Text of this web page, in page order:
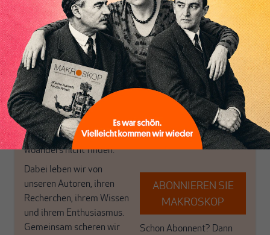
Inhaltsverzeichnis
wirtschaftspolitische
Themen aus einer
postkeynesianischen
Perspektive und ist damit
in Deutschland einzigartig.
MAKROSKOP steht für
das große Ganze. Wir
haben einen Blick auf
Geld, Wirtschaft und
Politik, den Sie so
woanders nicht finden.
Dabei leben wir von
unseren Autoren, ihren
Recherchen, ihrem Wissen
und ihrem Enthusiasmus.
Gemeinsam scheren wir
journalistische Filterblase,
in der sich viele
eingerichtet haben. Wir
öffnen Fenster und
bringen frische Luft in die
engen und verstaubten
Debattenräume.
Brauchen Sie auch frische
Luft? Dann folgen Sie
einfach dem Button.
ABONNIEREN SIE
MAKROSKOP
Schon Abonnent? Dann